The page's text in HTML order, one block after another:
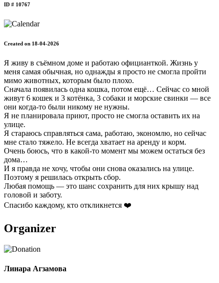
ID # 10767
Created on 18-04-2026
Я живу в съёмном доме и работаю официанткой. Жизнь у
меня самая обычная, но однажды я просто не смогла пройти
мимо животных, которым было плохо.
Сначала появилась одна кошка, потом ещё… Сейчас со мной
живут 6 кошек и 3 котёнка, 3 собаки и морские свинки — все
они когда-то были никому не нужны.
Я не планировала приют, просто не смогла оставить их на
улице.
Я стараюсь справляться сама, работаю, экономлю, но сейчас
мне стало тяжело. Не всегда хватает на аренду и корм.
Очень боюсь, что в какой-то момент мы можем остаться без
дома…
И я правда не хочу, чтобы они снова оказались на улице.
Поэтому я решилась открыть сбор.
Любая помощь — это шанс сохранить для них крышу над
головой и заботу.
Спасибо каждому, кто откликнется ❤️
Organizer
Линара Агзамова